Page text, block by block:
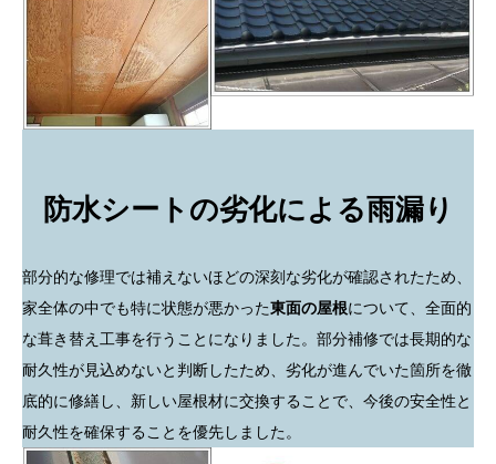
防水シートの劣化による雨漏り
部分的な修理では補えないほどの深刻な劣化が確認されたため、
家全体の中でも特に状態が悪かった東面の屋根について、全面的
な葺き替え工事を行うことになりました。部分補修では長期的な
耐久性が見込めないと判断したため、劣化が進んでいた箇所を徹
底的に修繕し、新しい屋根材に交換することで、今後の安全性と
耐久性を確保することを優先しました。